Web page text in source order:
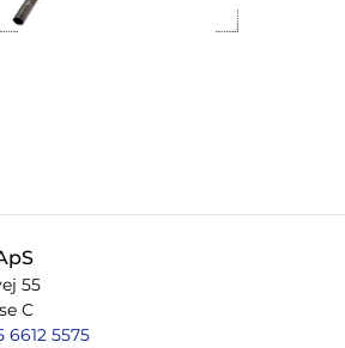
55
C
6612 5575